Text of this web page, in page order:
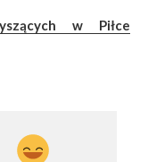
w Piłce